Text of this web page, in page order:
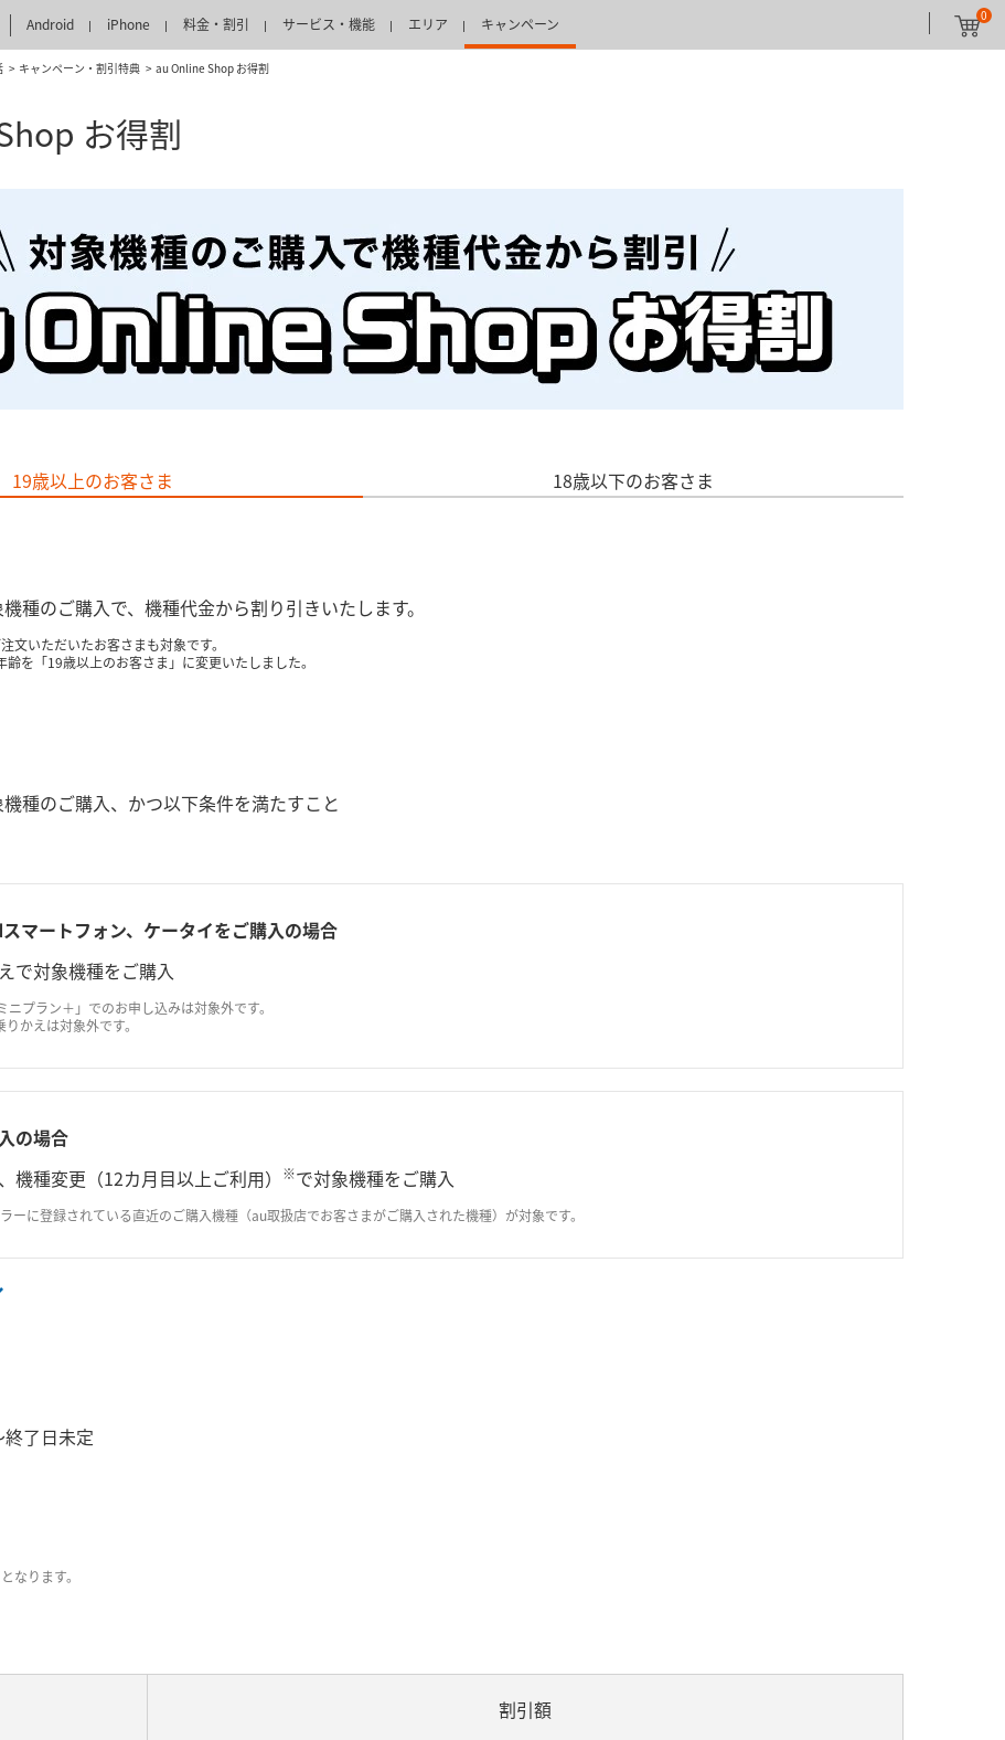
Android iPhone 料金・割引 サービス・機能 エリア キャンペーン 0
キャンペーン・割引特典 au Online Shop お得割
お得割
19歳以上のお客さま 18歳以下のお客さま
種のご購入で、機種代金から割り引きいたします。
文いただいたお客さまも対象です。
を「19歳以上のお客さま」に変更いたしました。
種のご購入、かつ以下条件を満たすこと
マートフォン、ケータイをご購入の場合
で対象機種をご購入
プラン＋」でのお申し込みは対象外です。
かえは対象外です。
の場合
機種変更（12カ月目以上ご利用）
※で対象機種をご購入
ーに登録されている直近のご購入機種（au取扱店でお客さまがご購入された機種）が対象です。
了日未定
なります。
割引額